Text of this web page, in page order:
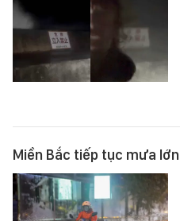
Miền Bắc tiếp tục mưa lớn